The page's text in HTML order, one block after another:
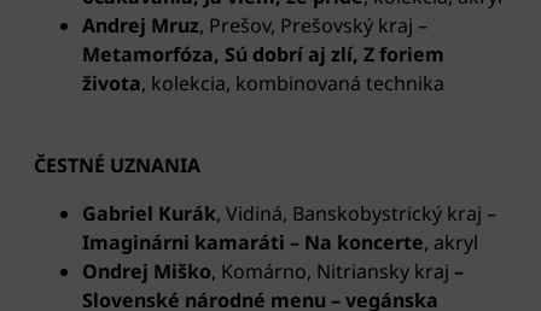
Andrej Mruz, Prešov, Prešovský kraj –
Metamorfóza, Sú dobrí aj zlí, Z foriem
života, kolekcia, kombinovaná technika
ČESTNÉ UZNANIA
Gabriel Kurák, Vidiná, Banskobystrický kraj –
Imaginárni kamaráti – Na koncerte, akryl
Ondrej Miško, Komárno, Nitriansky kraj –
Slovenské národné menu – vegánska